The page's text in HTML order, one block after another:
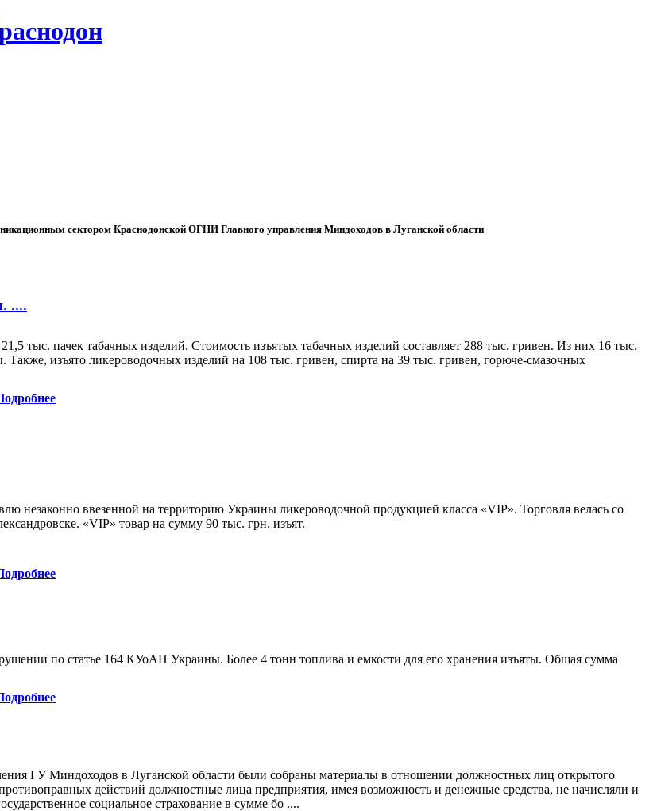
сектором Краснодонской ОГНИ Главного управления Миндоходов в Луганской области
....
тыс. пачек табачных изделий. Стоимость изъятых табачных изделий составляет 288 тыс. гривен. Из них 16 тыс.
изъято ликероводочных изделий на 108 тыс. гривен, спирта на 39 тыс. гривен, горюче-смазочных
незаконно ввезенной на территорию Украины ликероводочной продукцией класса «VIP». Торговля велась со
«VIP» товар на сумму 90 тыс. грн. изъят.
по статье 164 КУоАП Украины. Более 4 тонн топлива и емкости для его хранения изъяты. Общая сумма
ГУ Миндоходов в Луганской области были собраны материалы в отношении должностных лиц открытого
действий должностные лица предприятия, имея возможность и денежные средства, не начисляли и
социальное страхование в сумме бо ....